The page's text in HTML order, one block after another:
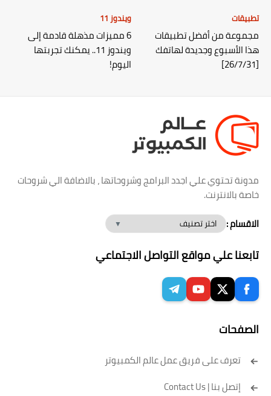
تطبيقات
مجموعة من أفضل تطبيقات
هذا الأسبوع وجديدة لهاتفك
[26/7/31]
ويندوز 11
6 مميزات مذهلة قادمة إلى
ويندوز 11.. يمكنك تجربتها
اليوم!
مدونة تحتوي علي اجدد البرامج وشروحاتها ، بالاضافة الي شروحات
خاصة بالانترنت.
الاقسام :
تابعنا علي مواقع التواصل الاجتماعي
الصفحات
تعرف على فريق عمل عالم الكمبيوتر
إتصل بنا | Contact Us